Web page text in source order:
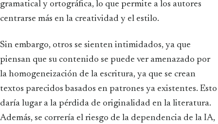
gramatical y ortográfica, lo que permite a los autores
centrarse más en la creatividad y el estilo.
Sin embargo, otros se sienten intimidados, ya que
piensan que su contenido se puede ver amenazado por
la homogeneización de la escritura, ya que se crean
textos parecidos basados en patrones ya existentes. Esto
daría lugar a la pérdida de originalidad en la literatura.
Además, se correría el riesgo de la dependencia de la IA,